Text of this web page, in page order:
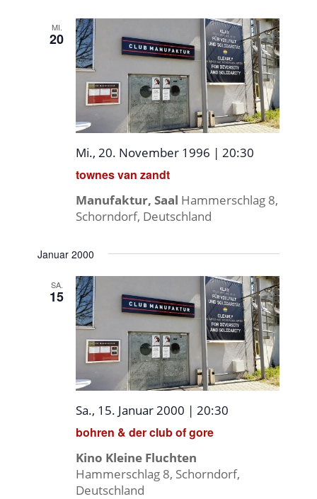
MI.
20
townes van zandt
Mi., 20. November 1996 | 20:30
Manufaktur, Saal Hammerschlag 8,
Schorndorf, Deutschland
Januar 2000
SA.
15
bohren & der club of gore
Sa., 15. Januar 2000 | 20:30
Kino Kleine Fluchten
Hammerschlag 8, Schorndorf,
Deutschland